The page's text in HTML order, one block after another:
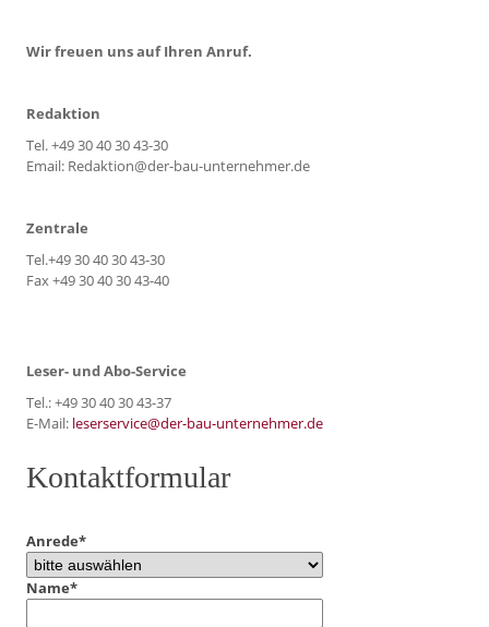
Wir freuen uns auf Ihren Anruf.
Redaktion
Tel. +49 30 40 30 43-30
Email: Redaktion@der-bau-unternehmer.de
Zentrale
Tel.+49 30 40 30 43-30
Fax +49 30 40 30 43-40
Leser- und Abo-Service
Tel.: +49 30 40 30 43-37
E-Mail: leserservice@der-bau-unternehmer.de
Kontaktformular
Anrede*
Name*